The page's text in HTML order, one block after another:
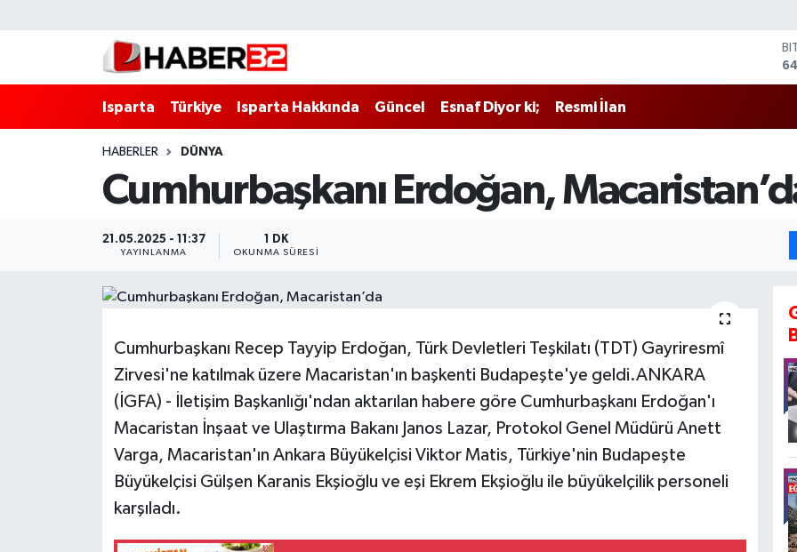
Isparta Türkiye Isparta Hakkında Güncel Esnaf Diyor ki; Resmi İlan
HABERLER DÜNYA
Cumhurbaşkanı Erdoğan,
21.05.2025 - 11:37
YAYINLANMA
1 DK
OKUNMA SÜRESI
Cumhurbaşkanı Recep Tayyip Erdoğan, Türk Devletleri Teşkilatı (TDT) Gayriresmî
Zirvesi'ne katılmak üzere Macaristan'ın başkenti Budapeşte'ye geldi.ANKARA
(İGFA) - İletişim Başkanlığı'ndan aktarılan habere göre Cumhurbaşkanı Erdoğan'ı
Macaristan İnşaat ve Ulaştırma Bakanı Janos Lazar, Protokol Genel Müdürü Anett
Varga, Macaristan'ın Ankara Büyükelçisi Viktor Matis, Türkiye'nin Budapeşte
Büyükelçisi Gülşen Karanis Ekşioğlu ve eşi Ekrem Ekşioğlu ile büyükelçilik personeli
karşıladı.
Isparta Hakkında
Esnaf Diyor ki;
BİLİM VE TEKNOLOJİ
HABERDE İNSAN
KÜLTÜR SANAT
Isparta Nöbetçi Eczaneler
Isparta Hava Durumu
Isparta Trafik Yoğunluk Haritası
Süper Lig Puan Durumu ve Fikstür
Tüm Manşetler
Son Dakika Haberleri
Haber Arşivi